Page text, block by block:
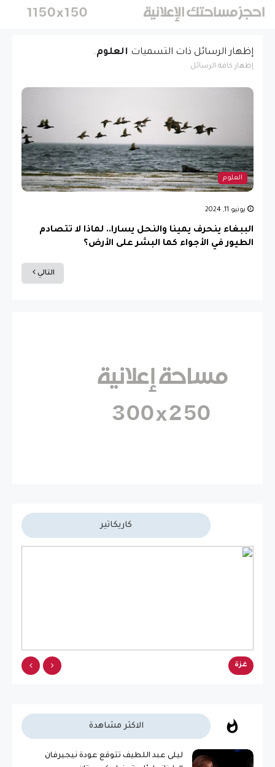
بين العراق والولايات
‏إظهار الرسائل ذات التسميات العلوم.
إظهار كافة الرسائل
العلوم
يونيو 11, 2024
الببغاء ينحرف يمينا والنحل يسارا.. لماذا لا تتصادم
الطيور في الأجواء كما البشر على الأرض؟
التالي
كاريكاتير
غزة
الاكثر مشاهدة
ليلى عبد اللطيف تتوقع عودة نيجيرفان